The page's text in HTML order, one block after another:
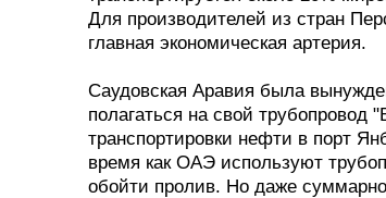
Для производителей из стран
главная экономическая артерия.
Саудовская Аравия была
полагаться на свой трубопровод
транспортировки нефти в порт
время как ОАЭ используют
обойти пролив. Но даже